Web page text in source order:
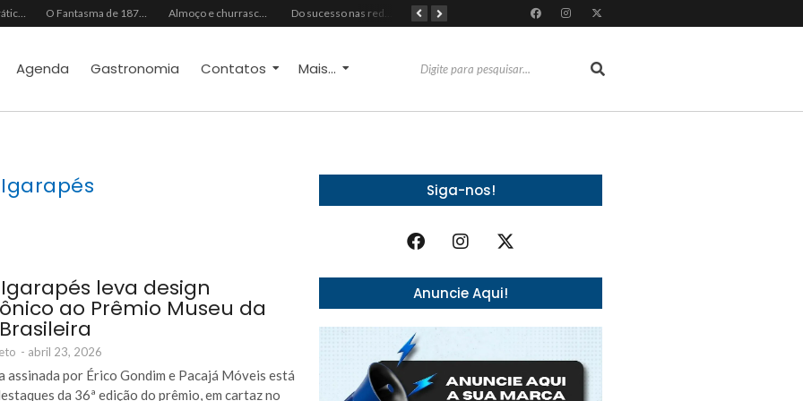
Do vaidoso ao prático: veja lista com ideias de presentes Avon para cada perfil de pai O Fantasma de 1877 e o Alerta de 2027: O Reciprocidalismo Como Escudo Contra o Novo El NiñoPh.D. Nizomar Falcão Almoço e churrasco de Dia dos Pais impulsionam vendas no varejo alimentar Do sucesso nas redes sociais à revelação no cenário musical, Beniicio Abraão lança “Me Perdeu”
Agenda Gastronomia Contatos Mais...
leva design
ao Prêmio Museu da
- abril 23, 2026
assinada por Érico Gondim e Pacajá Móveis está
da 36ª edição do prêmio, em cartaz no
Siga-nos!
Anuncie Aqui!